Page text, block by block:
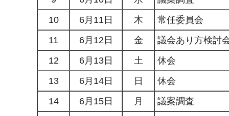
10
6月11日 木
常任委員会
11
6月12日 金
議会あり方検討
12
6月13日 土
休会
13
6月14日 日
休会
14
6月15日 月
議案調査